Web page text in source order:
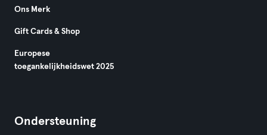
Ons Merk
Gift Cards & Shop
Europese
toegankelijkheidswet 2025
Ondersteuning